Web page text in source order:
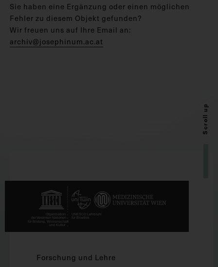
Sie haben eine Ergänzung oder einen möglichen
Fehler zu diesem Objekt gefunden?
Wir freuen uns auf Ihre Email an:
archiv@josephinum.ac.at
Scroll up
Forschung und Lehre